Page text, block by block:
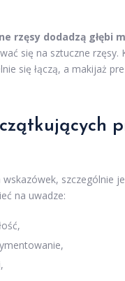
rzęsy dodadzą głębi
się na sztuczne rzęsy.
się łączą, a makijaż
szczególnie
na uwadze: